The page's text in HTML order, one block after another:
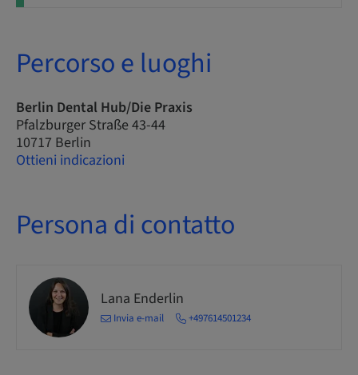
Percorso e luoghi
Berlin Dental Hub/Die Praxis
Pfalzburger Straße 43-44
10717 Berlin
Ottieni indicazioni
Persona di contatto
Lana Enderlin
Invia e-mail +497614501234